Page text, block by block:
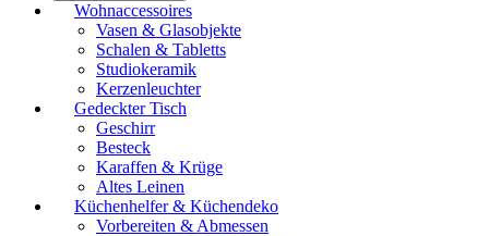
Wohnaccessoires
Vasen & Glasobjekte
Schalen & Tabletts
Studiokeramik
Kerzenleuchter
Gedeckter Tisch
Geschirr
Besteck
Karaffen & Krüge
Altes Leinen
Küchenhelfer & Küchendeko
Vorbereiten & Abmessen